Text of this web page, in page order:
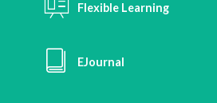
Flexible Learning
EJournal